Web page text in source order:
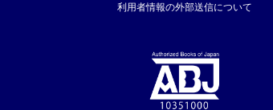
利用者情報の外部送信について